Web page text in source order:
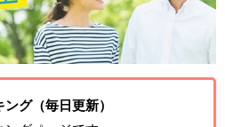
グ（毎日更新）